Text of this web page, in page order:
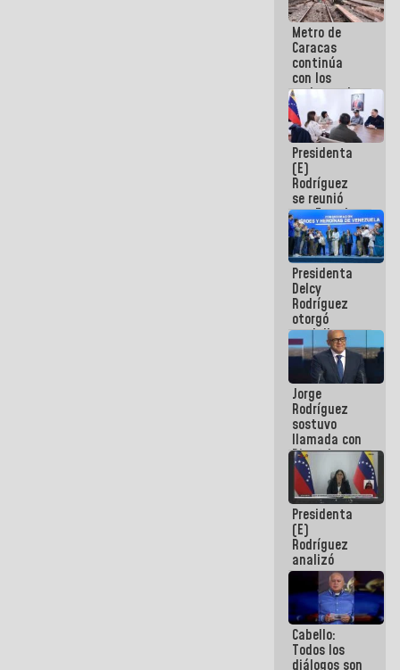
Metro de
Caracas
continúa
con los
trabajos de
mantenimiento
e inspección
en la Línea 2
Presidenta
(E)
Rodríguez
se reunió
con Estado
Mayor
Eléctrico
para
abordar
planes de
acción
Presidenta
Delcy
Rodríguez
otorgó
medalla
"Héroe de
Venezuela"
a servidores
públicos
Jorge
Rodríguez
sostuvo
llamada con
Dinorah
Figuera y
acuerdan
primer
encuentro
presencial
para el
diálogo
Presidenta
(E)
Rodríguez
analizó
junto a
gobernadores
planes de
recuperación
del Sistema
Eléctrico
Cabello:
Todos los
diálogos son